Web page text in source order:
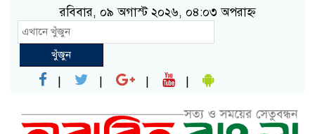
রবিবার, ০৯ অগাস্ট ২০২৬, ০৪:০৩ অপরাহ্ন
খুঁজুন